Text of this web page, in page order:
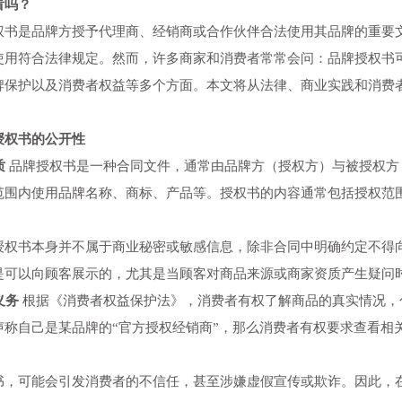
？
是品牌方授予代理商、经销商或合作伙伴合法使用其品牌的重要
符合法律规定。然而，许多商家和消费者常常会问：品牌授权书
护以及消费者权益等多个方面。本文将从法律、商业实践和消费
权书的公开性
品牌授权书是一种合同文件，通常由品牌方（授权方）与被授权
内使用品牌名称、商标、产品等。授权书的内容通常包括授权范
书本身并不属于商业秘密或敏感信息，除非合同中明确约定不得
以向顾客展示的，尤其是当顾客对商品来源或商家资质产生疑问
务 根据《消费者权益保护法》，消费者有权了解商品的真实情况
自己是某品牌的“官方授权经销商”，那么消费者有权要求查看相
可能会引发消费者的不信任，甚至涉嫌虚假宣传或欺诈。因此，